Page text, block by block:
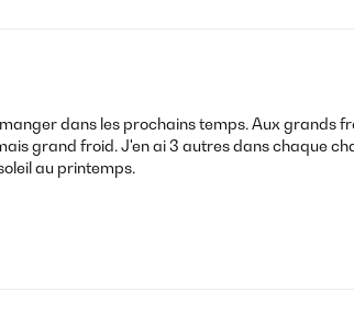
dans les prochains temps. Aux grands
grand froid. J'en ai 3 autres dans chaque
au printemps.